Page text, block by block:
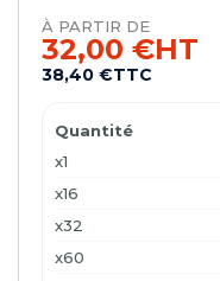
À PARTIR DE
32,00 €HT
38,40 €TTC
Quantité
x1
x16
x32
x60